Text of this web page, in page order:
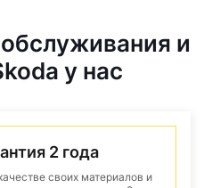
и
у нас
2 года
своих материалов и